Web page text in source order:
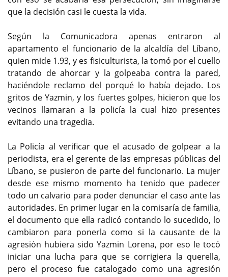
que la decisión casi le cuesta la vida.
Según la Comunicadora apenas entraron al
apartamento el funcionario de la alcaldía del Líbano,
quien mide 1.93, y es fisiculturista, la tomó por el cuello
tratando de ahorcar y la golpeaba contra la pared,
haciéndole reclamo del porqué lo había dejado. Los
gritos de Yazmin, y los fuertes golpes, hicieron que los
vecinos llamaran a la policía la cual hizo presentes
evitando una tragedia.
La Policía al verificar que el acusado de golpear a la
periodista, era el gerente de las empresas públicas del
Líbano, se pusieron de parte del funcionario. La mujer
desde ese mismo momento ha tenido que padecer
todo un calvario para poder denunciar el caso ante las
autoridades. En primer lugar en la comisaría de familia,
el documento que ella radicó contando lo sucedido, lo
cambiaron para ponerla como si la causante de la
agresión hubiera sido Yazmin Lorena, por eso le tocó
iniciar una lucha para que se corrigiera la querella,
pero el proceso fue catalogado como una agresión